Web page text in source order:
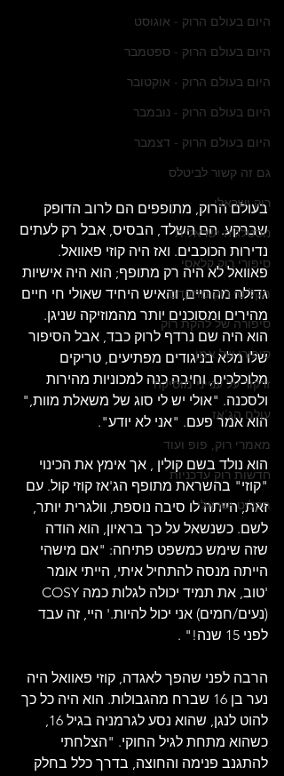
היום בעולם הרוק - אוגוסט
היום בעולם הרוק - ספטמבר
היום בעולם הרוק - אוקטובר
היום בעולם הרוק - נובמבר
היום בעולם הרוק - דצמבר
גם זה קשור לביטלס
רוק ישראלי
נוסטלגיה ישראלית
סיפורי רוק קלאסי
תקליטי רוק מתקדם
סיפורה של להקת רוק
סיפורו של אמן
זרקור על ענייני מוסיקה
עולם הג'אז
מאמרי רוק, פופ ועוד
חדשות רוק עדכניות
תקליט ישראלי
בעולם הרוק, מתופפים הם לרוב הדופק
שברקע. הם השלד, הבסיס, אבל רק לעתים
נדירות הכוכבים. ואז היה קוזי פאוואל.
פאוואל לא היה רק מתופף; הוא היה אישיות
גדולה מהחיים, והאיש היחיד שאולי חי חיים
מהירים ומסוכנים יותר מהמוזיקה שניגן.
הוא היה שם נרדף לרוק כבד, אבל הסיפור
שלו מלא בניגודים מפתיעים, טריקים
מלוכלכים, וחיבה כנה למכוניות מהירות
ולסכנה. "אולי יש לי סוג של משאלת מוות,"
הוא אמר פעם. "אני לא יודע".
הוא נולד בשם קולין , אך אימץ את הכינוי
"קוזי" בהשראת מתופף הג'אז קוזי קול. עם
זאת, הייתה לו סיבה נוספת, וולגרית יותר,
לשם. כשנשאל על כך בראיון, הוא הודה
שזה שימש כמשפט פתיחה: "אם מישהי
הייתה מנסה להתחיל איתי, הייתי אומר
(נעים/חמים) אני יכול להיות.' היי, זה עבד
לפני 15 שנה!" .
הרבה לפני שהפך לאגדה, קוזי פאוואל היה
נער בן 16 שברח מהגבולות. הוא היה כל כך
להוט לנגן, שהוא נסע לגרמניה בגיל 16,
כשהוא מתחת לגיל החוקי. "הצלחתי
להתגנב פנימה והחוצה, בדרך כלל בחלק